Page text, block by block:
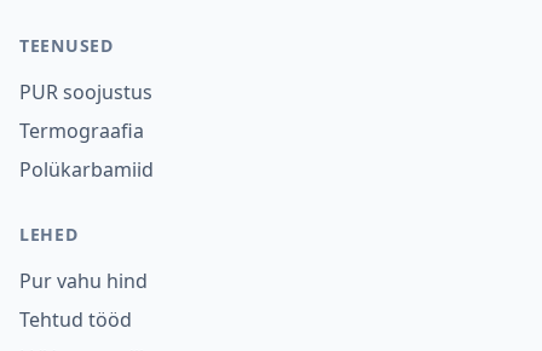
TEENUSED
PUR soojustus
Termograafia
Polükarbamiid
LEHED
Pur vahu hind
Tehtud tööd